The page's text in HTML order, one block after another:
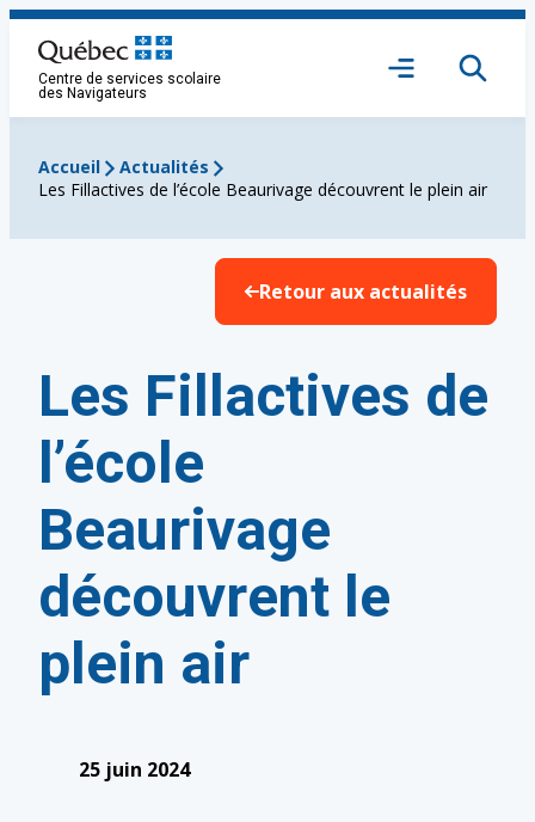
Aller
contenu
Centre de services scolaire
des Navigateurs
Ouvrir
Accueil
Actualités
Les Fillactives de l’école Beaurivage découvrent le plein air
Retour aux actualités
Les Fillactives de
l’école
Beaurivage
découvrent le
plein air
25 juin 2024